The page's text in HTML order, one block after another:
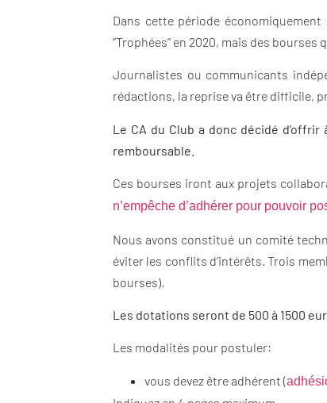
Dans cette période
“Trophées” en 2020, mais des
Journalistes ou communicants
rédactions, la reprise va être difficile,
Le CA du Club a donc décidé
remboursable
Ces bourses iront aux projets
n’empêche d’adhérer pour pouvoir
Nous avons constitué un comité
éviter les conflits d’intérêts. Trois
bourses).
Les dotations seront de 500 à 1500
Les modalités pour postuler:
vous devez être adhérent (